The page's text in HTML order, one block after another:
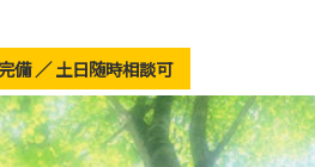
備 ／ 土日随時相談可